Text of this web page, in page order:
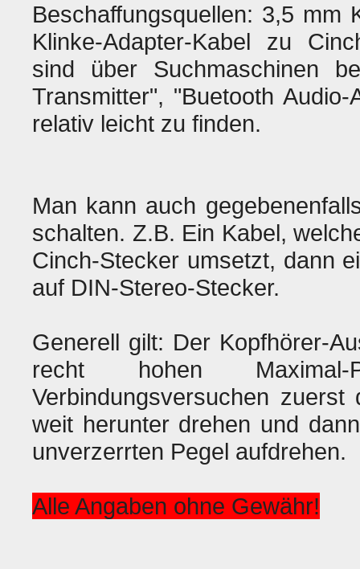
Beschaffungsquellen: 3,5 mm
Klinke-Adapter-Kabel zu
sind über Suchmaschinen
Transmitter", "Buetooth
relativ leicht zu finden.
Man kann auch
schalten. Z.B. Ein Kabel,
Cinch-Stecker umsetzt, dann
auf DIN-Stereo-Stecker.
Generell gilt: Der Kopfhörer-
recht hohen
Verbindungsversuchen
weit herunter drehen und
unverzerrten Pegel aufdrehen.
Alle Angaben ohne Gewähr!